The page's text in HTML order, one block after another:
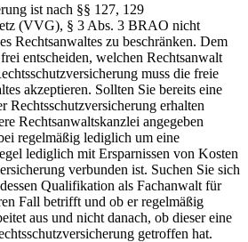
ist nach §§ 127, 129
(VVG), § 3 Abs. 3 BRAO nicht
Rechtsanwaltes zu beschränken. Dem
entscheiden, welchen Rechtsanwalt
muss die freie
akzeptieren. Sollten Sie bereits eine
Rechtsschutzversicherung erhalten
Rechtsanwaltskanzlei angegeben
regelmäßig lediglich um eine
lediglich mit Ersparnissen von Kosten
verbunden ist. Suchen Sie sich
Qualifikation als Fachanwalt für
Fall betrifft und ob er regelmäßig
aus und nicht danach, ob dieser eine
getroffen hat.